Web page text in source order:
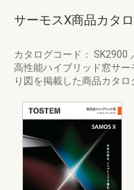
サーモスX商品カタ
カタログコード： SK2900
高性能ハイブリッド窓サー
り図を掲載した商品カタロ